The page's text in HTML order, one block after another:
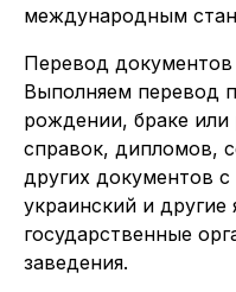
международным
Перевод документов
Выполняем перевод
рождении, браке или
справок, дипломов,
других документов
украинский и другие
государственные
заведения.